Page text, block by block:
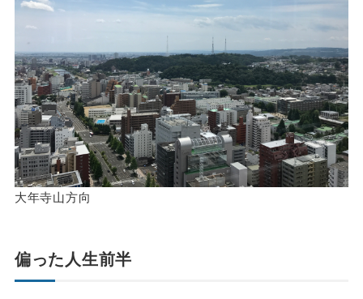
大年寺山方向
偏った人生前半